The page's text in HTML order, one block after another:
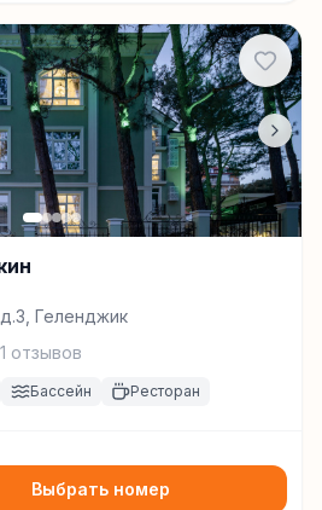
Геленджик
отзывов
Бассейн Ресторан
Выбрать номер